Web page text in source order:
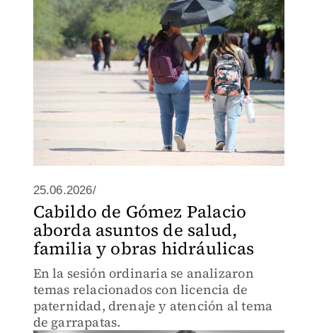
25.06.2026/
Cabildo de Gómez Palacio
aborda asuntos de salud,
familia y obras hidráulicas
En la sesión ordinaria se analizaron
temas relacionados con licencia de
paternidad, drenaje y atención al tema
de garrapatas.